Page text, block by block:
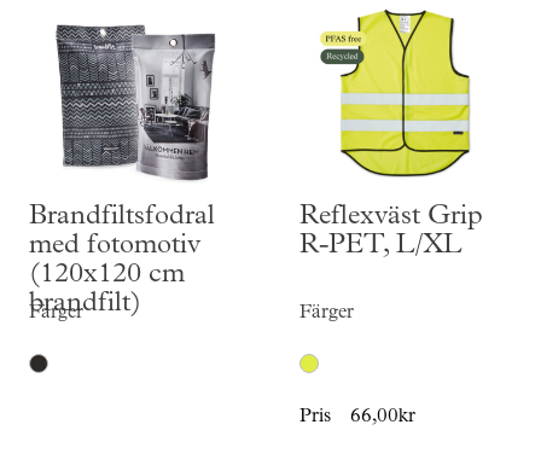
Brandfiltsfodral
med fotomotiv
(120x120 cm
brandfilt)
Färger
Reflexväst Grip
R-PET, L/XL
Färger
Pris 66,00kr
Pressinformation